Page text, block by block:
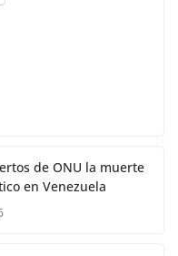
de ONU la muerte
en Venezuela